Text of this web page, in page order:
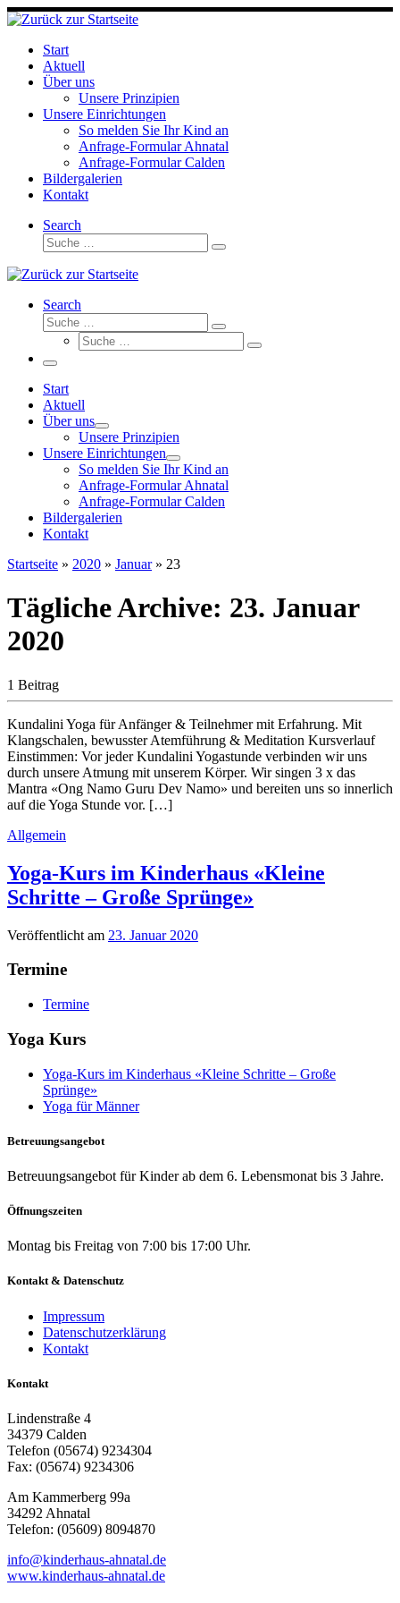
Skip
to
contentStart
Aktuell
Über uns
Unsere Prinzipien
Unsere Einrichtungen
So melden Sie Ihr Kind an
Anfrage-Formular Ahnatal
Anfrage-Formular Calden
Bildergalerien
Kontakt
Search
Suche
Suche
Search
Suche
Suche
Suche
Suche
Menü
Start
Aktuell
Über uns
Unsere Prinzipien
Unsere Einrichtungen
So melden Sie Ihr Kind an
Anfrage-Formular Ahnatal
Anfrage-Formular Calden
Bildergalerien
Kontakt
Startseite » 2020 » Januar » 23
Tägliche Archive: 23. Januar
2020
1 Beitrag
Kundalini Yoga für Anfänger & Teilnehmer mit Erfahrung. Mit
Klangschalen, bewusster Atemführung & Meditation Kursverlauf
Einstimmen: Vor jeder Kundalini Yogastunde verbinden wir uns
durch unsere Atmung mit unserem Körper. Wir singen 3 x das
Mantra «Ong Namo Guru Dev Namo» und bereiten uns so innerlich
auf die Yoga Stunde vor. […]
Allgemein
Yoga-Kurs im Kinderhaus «Kleine
Schritte – Große Sprünge»
Veröffentlicht am 23. Januar 2020
Termine
Termine
Yoga Kurs
Yoga-Kurs im Kinderhaus «Kleine Schritte – Große
Sprünge»
Yoga für Männer
Betreuungsangebot
Betreuungsangebot für Kinder ab dem 6. Lebensmonat bis 3 Jahre.
Öffnungszeiten
Montag bis Freitag von 7:00 bis 17:00 Uhr.
Kontakt & Datenschutz
Impressum
Datenschutzerklärung
Kontakt
Kontakt
Lindenstraße 4
34379 Calden
Telefon (05674) 9234304
Fax: (05674) 9234306
Am Kammerberg 99a
34292 Ahnatal
Telefon: (05609) 8094870
info@kinderhaus-ahnatal.de
www.kinderhaus-ahnatal.de